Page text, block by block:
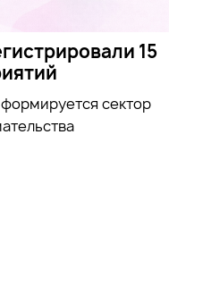
15
сектор